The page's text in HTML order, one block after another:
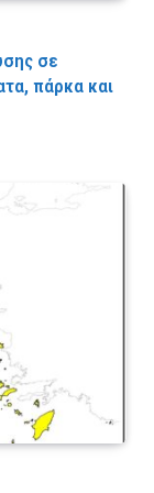
σε
πάρκα και